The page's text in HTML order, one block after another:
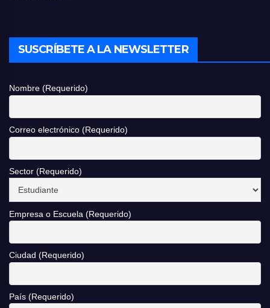
SUSCRÍBETE A LA NEWSLETTER
Nombre (Requerido)
Correo electrónico (Requerido)
Sector (Requerido)
Empresa o Escuela (Requerido)
Ciudad (Requerido)
País (Requerido)